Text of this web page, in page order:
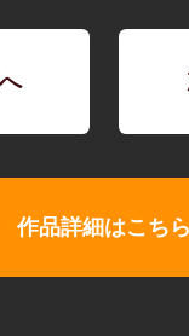
作品詳細はこちら